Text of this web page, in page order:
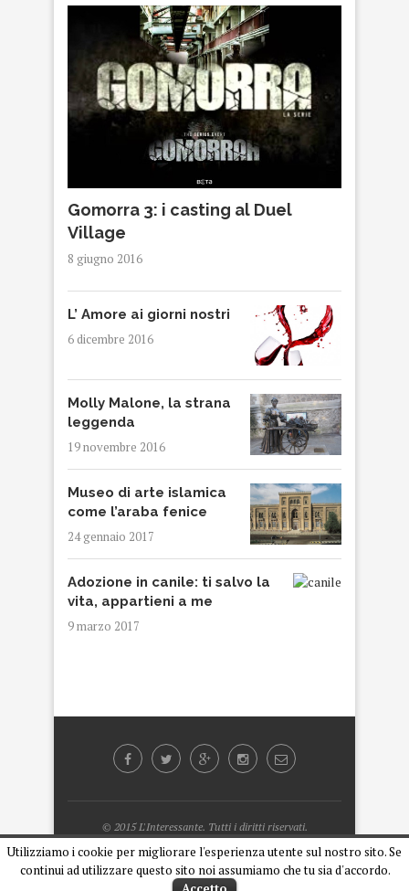
Gomorra 3: i casting al Duel
Village
8 giugno 2016
L’ Amore ai giorni nostri
6 dicembre 2016
Molly Malone, la strana
leggenda
19 novembre 2016
Museo di arte islamica
come l’araba fenice
24 gennaio 2017
Adozione in canile: ti salvo la
vita, appartieni a me
9 marzo 2017
© 2015 L'Interessante. Tutti i diritti riservati.
Designed byArmando Cipriani
BACK TO TOP
Utilizziamo i cookie per migliorare l'esperienza utente sul nostro sito. Se
continui ad utilizzare questo sito noi assumiamo che tu sia d'accordo.